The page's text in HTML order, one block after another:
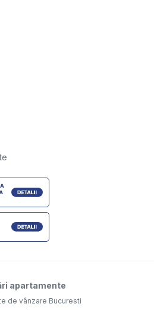
apartamente
de vânzare Bucuresti